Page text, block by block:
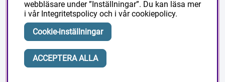
Så handlar du
Vanliga frågor
Om Masesgården
Ditt konto
webbläsare under ”Inställningar”. Du kan läsa mer
i vår Integritetspolicy och i vårcookiepolicy.
Cookie-inställningar
ACCEPTERA ALLA